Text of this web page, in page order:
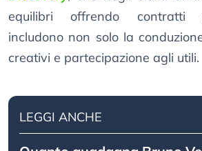
equilibri offrendo contratti
includono non solo la
creativi e partecipazione agli utili.
LEGGI ANCHE